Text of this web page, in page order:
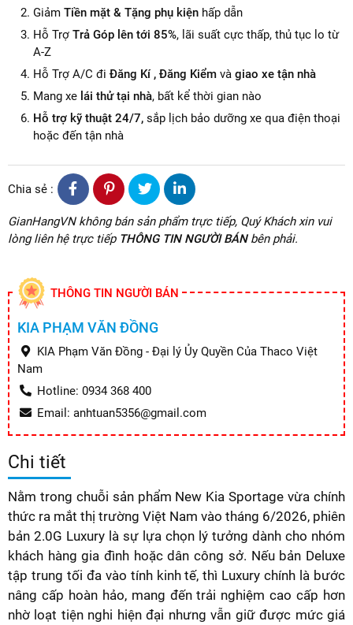
Giảm Tiền mặt & Tặng phụ kiện hấp dẫn
Hỗ Trợ Trả Góp lên tới 85%, lãi suất cực thấp, thủ tục lo từ
A-Z
Hỗ Trợ A/C đi Đăng Kí , Đăng Kiểm và giao xe tận nhà
Mang xe lái thử tại nhà, bất kể thời gian nào
Hỗ trợ kỹ thuật 24/7, sắp lịch bảo dưỡng xe qua điện thoại
hoặc đến tận nhà
Chia sẻ :
GianHangVN không bán sản phẩm trực tiếp, Quý Khách xin vui
lòng liên hệ trực tiếp THÔNG TIN NGƯỜI BÁNbên phải.
THÔNG TIN NGƯỜI BÁN
KIA PHẠM VĂN ĐỒNG
KIA Phạm Văn Đồng - Đại lý Ủy Quyền Của Thaco Việt
Nam
Hotline: 0934 368 400
Email: anhtuan5356@gmail.com
Chi tiết
Nằm trong chuỗi sản phẩm New Kia Sportage vừa chính
thức ra mắt thị trường Việt Nam vào tháng 6/2026, phiên
bản 2.0G Luxury là sự lựa chọn lý tưởng dành cho nhóm
khách hàng gia đình hoặc dân công sở. Nếu bản Deluxe
tập trung tối đa vào tính kinh tế, thì Luxury chính là bước
nâng cấp hoàn hảo, mang đến trải nghiệm cao cấp hơn
nhờ loạt tiện nghi hiện đại nhưng vẫn giữ được mức giá